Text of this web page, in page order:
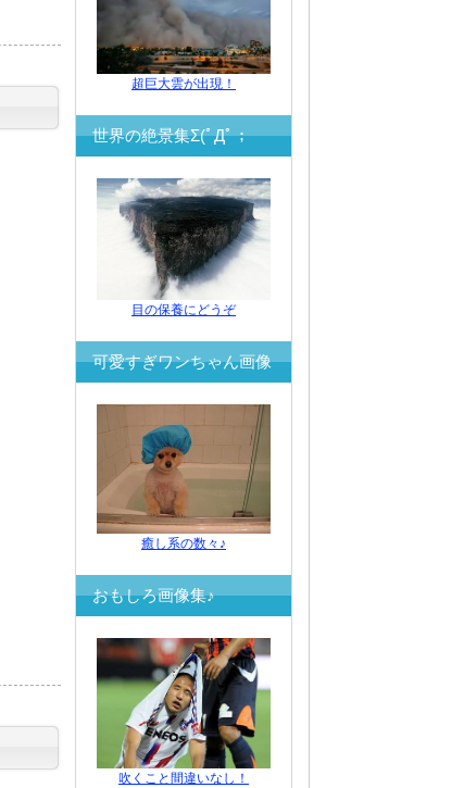
超巨大雲が出現！
世界の絶景集Σ(ﾟДﾟ；
目の保養にどうぞ
可愛すぎワンちゃん画像
癒し系の数々♪
おもしろ画像集♪
吹くこと間違いなし！